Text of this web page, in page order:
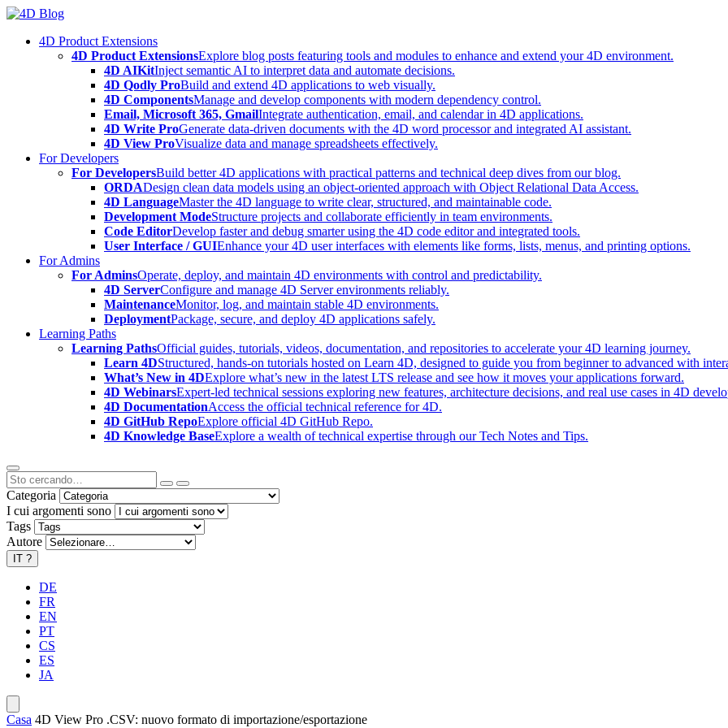
Skip
content4D Product Extensions
4D Product ExtensionsExplore blog posts featuring tools and modules to enhance and extend your 4D environment.
4D AIKitInject semantic AI to interpret data and automate decisions.
4D Qodly ProBuild and extend 4D applications to web visually.
4D ComponentsManage and develop components with modern dependency control.
Email, Microsoft 365, GmailIntegrate authentication, email, and calendar in 4D applications.
4D Write ProGenerate data-driven documents with the 4D word processor and integrated AI assistant.
4D View ProVisualize data and manage spreadsheets effectively.
For Developers
For DevelopersBuild better 4D applications with practical patterns and technical deep dives from our blog.
ORDADesign clean data models using an object-oriented approach with Object Relational Data Access.
4D LanguageMaster the 4D language to write clear, structured, and maintainable code.
Development ModeStructure projects and collaborate efficiently in team environments.
Code EditorDevelop faster and debug smarter using the 4D code editor and integrated tools.
User Interface / GUIEnhance your 4D user interfaces with elements like forms, lists, menus, and printing options.
For Admins
For AdminsOperate, deploy, and maintain 4D environments with control and predictability.
4D ServerConfigure and manage 4D Server environments reliably.
MaintenanceMonitor, log, and maintain stable 4D environments.
DeploymentPackage, secure, and deploy 4D applications safely.
Learning Paths
Learning PathsOfficial guides, tutorials, videos, documentation, and repositories to accelerate your 4D learning journey.
Learn 4DStructured, hands-on tutorials hosted on Learn 4D, designed to guide you from beginner to advanced with
What’s New in 4DExplore what’s new in the latest LTS release and see how it moves your applications forward.
4D WebinarsExpert-led technical sessions exploring new features, architecture decisions, and real use cases in 4D
4D DocumentationAccess the official technical reference for 4D.
4D GitHub RepoExplore official 4D GitHub Repo.
4D Knowledge BaseExplore a wealth of technical expertise through our Tech Notes and Tips.
Categoria
I cui argomenti sono
Tags
Autore
IT ?
DE
FR
EN
PT
CS
ES
JA
Casa 4D View Pro .CSV: nuovo formato di importazione/esportazione